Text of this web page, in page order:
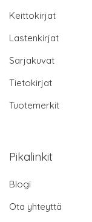
Keittokirjat
Lastenkirjat
Sarjakuvat
Tietokirjat
Tuotemerkit
Pikalinkit
Blogi
Ota yhteyttä